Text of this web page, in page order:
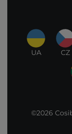
UA CZ
©2026